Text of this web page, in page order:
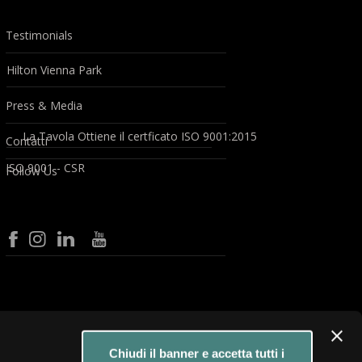
Chiudi il banner e accetta tutti i
Testimonials
Hilton Vienna Park
Press & Media
La Tavola Ottiene il certficato ISO 9001:2015
Contatti
ISO 9001 - CSR
Follow Us